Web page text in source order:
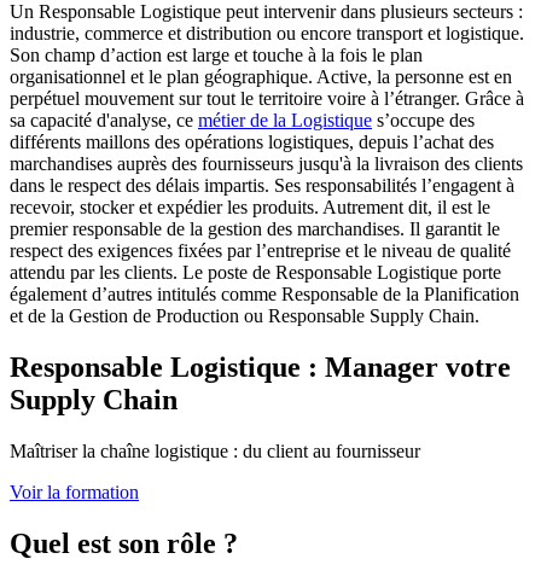
Un Responsable Logistique peut intervenir dans plusieurs secteurs :
industrie, commerce et distribution ou encore transport et logistique.
Son champ d’action est large et touche à la fois le plan
organisationnel et le plan géographique. Active, la personne est en
perpétuel mouvement sur tout le territoire voire à l’étranger. Grâce à
sa capacité d'analyse, ce métier de la Logistique s’occupe des
différents maillons des opérations logistiques, depuis l’achat des
marchandises auprès des fournisseurs jusqu'à la livraison des clients
dans le respect des délais impartis. Ses responsabilités l’engagent à
recevoir, stocker et expédier les produits. Autrement dit, il est le
premier responsable de la gestion des marchandises. Il garantit le
respect des exigences fixées par l’entreprise et le niveau de qualité
attendu par les clients. Le poste de Responsable Logistique porte
également d’autres intitulés comme Responsable de la Planification
et de la Gestion de Production ou Responsable Supply Chain.
Responsable Logistique : Manager votre
Supply Chain
Maîtriser la chaîne logistique : du client au fournisseur
Voir la formation
Quel est son rôle ?